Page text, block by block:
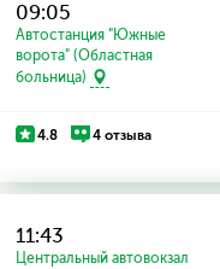
09:05
Автостанция "Южные
ворота" (Областная
больница)
4.8 4 отзыва
11:43
Центральный автовокзал